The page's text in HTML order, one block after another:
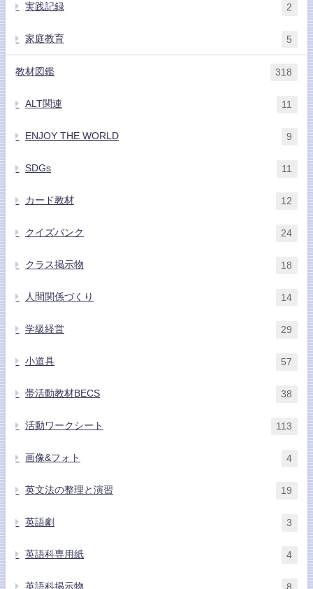
実践記録 2
家庭教育 5
教材図鑑 318
ALT関連 11
ENJOY THE WORLD 9
SDGs 11
カード教材 12
クイズバンク 24
クラス掲示物 18
人間関係づくり 14
学級経営 29
小道具 57
帯活動教材BECS 38
活動ワークシート 113
画像&フォト 4
英文法の整理と演習 19
英語劇 3
英語科専用紙 4
英語科掲示物